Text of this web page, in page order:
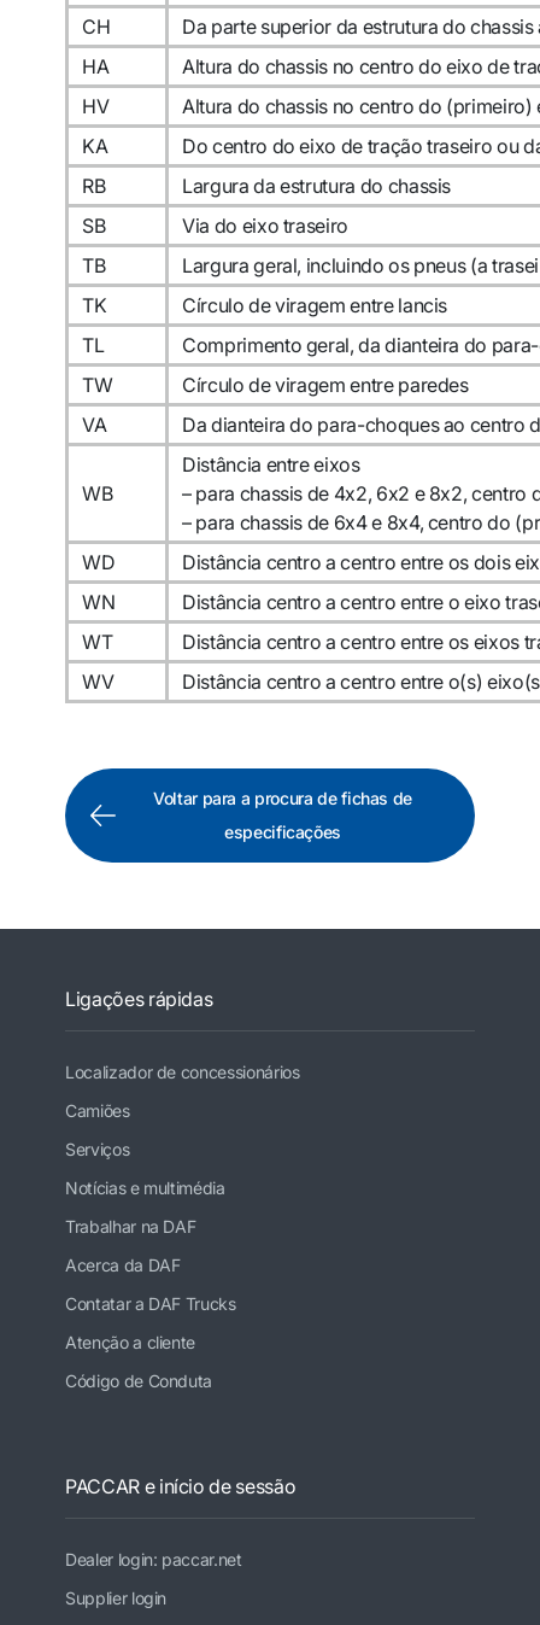
CH
Da parte superior da estrutura do
HA
Altura do chassis no centro do eixo de
HV
Altura do chassis no centro do (primeiro)
KA
Do centro do eixo de tração traseiro ou
RB
Largura da estrutura do chassis
SB
Via do eixo traseiro
TB
Largura geral, incluindo os pneus (a
TK
Círculo de viragem entre lancis
TL
Comprimento geral, da dianteira do
TW
Círculo de viragem entre paredes
VA
Da dianteira do para-choques ao centro
WB
Distância entre eixos
– para chassis de 4x2, 6x2 e 8x2,
– para chassis de 6x4 e 8x4, centro do
WD
Distância centro a centro entre os dois
WN
Distância centro a centro entre o eixo
WT
Distância centro a centro entre os eixos
WV
Distância centro a centro entre o(s)
Voltar para a procura de fichas de
especificações
Ligações rápidas
Localizador de concessionários
Camiões
Serviços
Notícias e multimédia
Trabalhar na DAF
Acerca da DAF
Contatar a DAF Trucks
Atenção a cliente
Código de Conduta
PACCAR e início de sessão
Dealer login: paccar.net
Supplier login